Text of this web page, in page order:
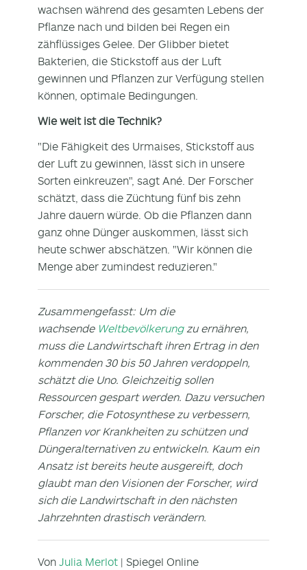
wachsen während des gesamten Lebens der
Pflanze nach und bilden bei Regen ein
zähflüssiges Gelee. Der Glibber bietet
Bakterien, die Stickstoff aus der Luft
gewinnen und Pflanzen zur Verfügung stellen
können, optimale Bedingungen.
Wie weit ist die Technik?
"Die Fähigkeit des Urmaises, Stickstoff aus
der Luft zu gewinnen, lässt sich in unsere
Sorten einkreuzen", sagt Ané. Der Forscher
schätzt, dass die Züchtung fünf bis zehn
Jahre dauern würde. Ob die Pflanzen dann
ganz ohne Dünger auskommen, lässt sich
heute schwer abschätzen. "Wir können die
Menge aber zumindest reduzieren."
Zusammengefasst: Um die
wachsende Weltbevölkerungzu ernähren,
muss die Landwirtschaft ihren Ertrag in den
kommenden 30 bis 50 Jahren verdoppeln,
schätzt die Uno. Gleichzeitig sollen
Ressourcen gespart werden. Dazu versuchen
Forscher, die Fotosynthese zu verbessern,
Pflanzen vor Krankheiten zu schützen und
Düngeralternativen zu entwickeln. Kaum ein
Ansatz ist bereits heute ausgereift, doch
glaubt man den Visionen der Forscher, wird
sich die Landwirtschaft in den nächsten
Jahrzehnten drastisch verändern.
Von Julia Merlot | Spiegel Online